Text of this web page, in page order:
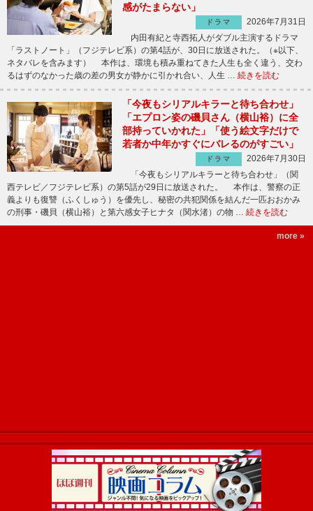
感がたまらない」
ドラマ
2026年7月31日
内田有紀と寺西拓人がダブル主演するドラマ
「ラストノート」（フジテレビ系）の第4話が、30日に放送された。（※以下、
ネタバレを含みます） 本作は、環境も積み重ねてきた人生も全く違う、交わ
るはずのなかった歳の差の男女が静かに引かれ合い、人生 … 続きを読む
「今夜もシリアルキラーと待ち合わせ」
「エプロン姿の磯貝さん（横山裕）に全
部持っていかれた」「使う絵文字だけで
若者か中年かすぐにバレるのがすごい」
ドラマ
2026年7月30日
「今夜もシリアルキラーと待ち合わせ」（関
西テレビ／フジテレビ系）の第5話が29日に放送された。 本作は、警察の正
義よりも復讐（ふくしゅう）を優先し、秘密の共犯関係を結んだ一匹おおかみ
の刑事・磯貝（横山裕）と第六感女子ヒナタ（関水渚）の物 … 続きを読む
more »